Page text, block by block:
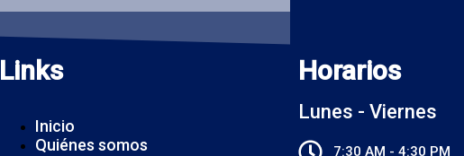
Links
Inicio
Quiénes somos
Horarios
Lunes - Viernes
7:30 AM - 4:30 PM